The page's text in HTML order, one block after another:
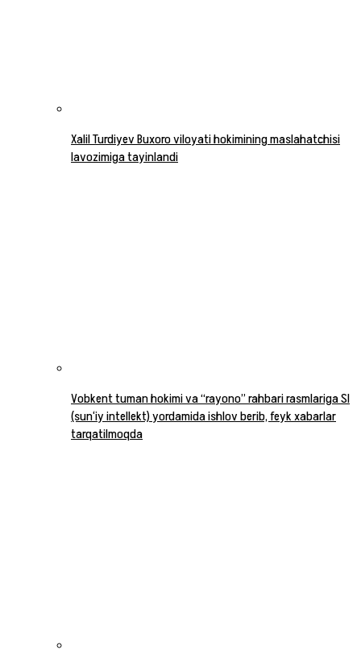
Xalil Turdiyev Buxoro viloyati hokimining maslahatchisi
lavozimiga tayinlandi
Vobkent tuman hokimi va “rayono” rahbari rasmlariga SI
(sun‘iy intellekt) yordamida ishlov berib, feyk xabarlar
tarqatilmoqda